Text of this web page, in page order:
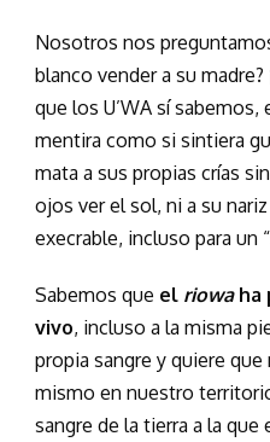
Nosotros nos
blanco vender a su
que los U’WA sí sabemos,
mentira como si sintiera
mata a sus propias crías
ojos ver el sol, ni a su
execrable, incluso para un
Sabemos que el riowaha
vivo, incluso a la misma
propia sangre y quiere
mismo en nuestro
sangre de la tierra a la